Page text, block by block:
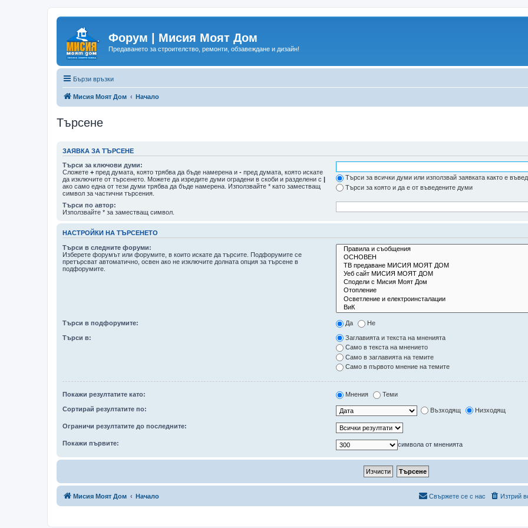
Форум | Мисия Моят Дом
Предаването за строителство, ремонти, обзавеждане и дизайн!
Бързи връзки
Мисия Моят Дом Начало
Търсене
ЗАЯВКА ЗА ТЪРСЕНЕ
Търси за ключови думи:
Сложете + пред думата, която трябва да бъде намерена и - пред думата, която искате
да изключите от търсенето. Можете да изредите думи оградени в скоби и разделени с |
ако само една от тези думи трябва да бъде намерена. Използвайте * като заместващ
символ за частични търсения.
Търси за всички думи или използвай заявката както е
Търси за която и да е от въведените думи
Търси по автор:
Използвайте * за заместващ символ.
НАСТРОЙКИ НА ТЪРСЕНЕТО
Търси в следните форуми:
Изберете форумът или форумите, в които искате да търсите. Подфорумите се
претърсват автоматично, освен ако не изключите долната опция за търсене в
подфорумите.
Търси в подфорумите: Да Не
Търси в:
Заглавията и текста на мненията
Само в текста на мнението
Само в заглавията на темите
Само в първото мнение на темите
Покажи резултатите като: Мнения Теми
Сортирай резултатите по: Възходящ Низходящ
Ограничи резултатите до последните:
Покажи първите: символа от мненията
Мисия Моят Дом Начало Изтрий
Свържете се с нас